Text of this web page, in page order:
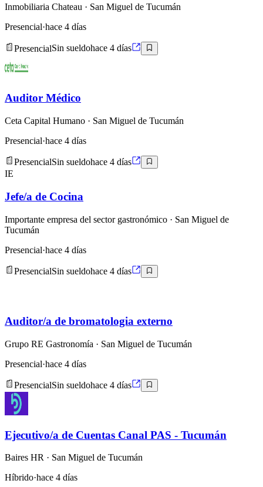
Inmobiliaria Chateau · San Miguel de Tucumán
Presencial·hace 4 días
PresencialSin sueldohace 4 días
Auditor Médico
Ceta Capital Humano · San Miguel de Tucumán
Presencial·hace 4 días
PresencialSin sueldohace 4 días
IE
Jefe/a de Cocina
Importante empresa del sector gastronómico · San Miguel de
Tucumán
Presencial·hace 4 días
PresencialSin sueldohace 4 días
Auditor/a de bromatologia externo
Grupo RE Gastronomía · San Miguel de Tucumán
Presencial·hace 4 días
PresencialSin sueldohace 4 días
Ejecutivo/a de Cuentas Canal PAS - Tucumán
Baires HR · San Miguel de Tucumán
Híbrido·hace 4 días